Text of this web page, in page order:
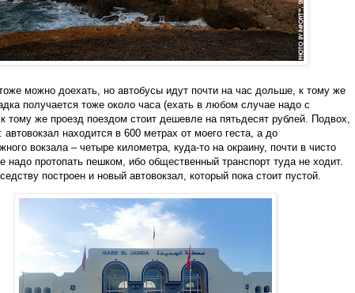
можно доехать, но автобусы идут почти на час дольше, к тому же
получается тоже около часа (ехать в любом случае надо с
тому же проезд поездом стоит дешевле на пятьдесят рублей. Подвох,
находится в 600 метрах от моего геста, а до
вокзала – четыре километра, куда-то на окраину, почти в чисто
надо протопать пешком, ибо общественный транспорт туда не ходит.
построен и новый автовокзал, который пока стоит пустой.